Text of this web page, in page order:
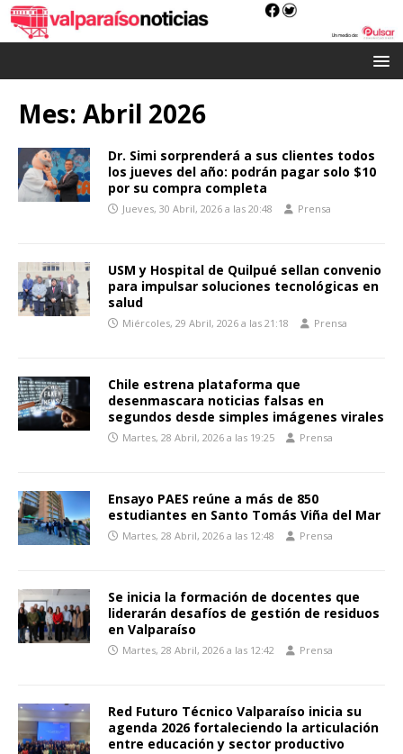
Mes: Abril 2026
Dr. Simi sorprenderá a sus clientes todos
los jueves del año: podrán pagar solo $10
por su compra completa
Jueves, 30 Abril, 2026 a las 20:48 Prensa
USM y Hospital de Quilpué sellan convenio
para impulsar soluciones tecnológicas en
salud
Miércoles, 29 Abril, 2026 a las 21:18 Prensa
Chile estrena plataforma que
desenmascara noticias falsas en
segundos desde simples imágenes virales
Martes, 28 Abril, 2026 a las 19:25 Prensa
Ensayo PAES reúne a más de 850
estudiantes en Santo Tomás Viña del Mar
Martes, 28 Abril, 2026 a las 12:48 Prensa
Se inicia la formación de docentes que
liderarán desafíos de gestión de residuos
en Valparaíso
Martes, 28 Abril, 2026 a las 12:42 Prensa
Red Futuro Técnico Valparaíso inicia su
agenda 2026 fortaleciendo la articulación
entre educación y sector productivo